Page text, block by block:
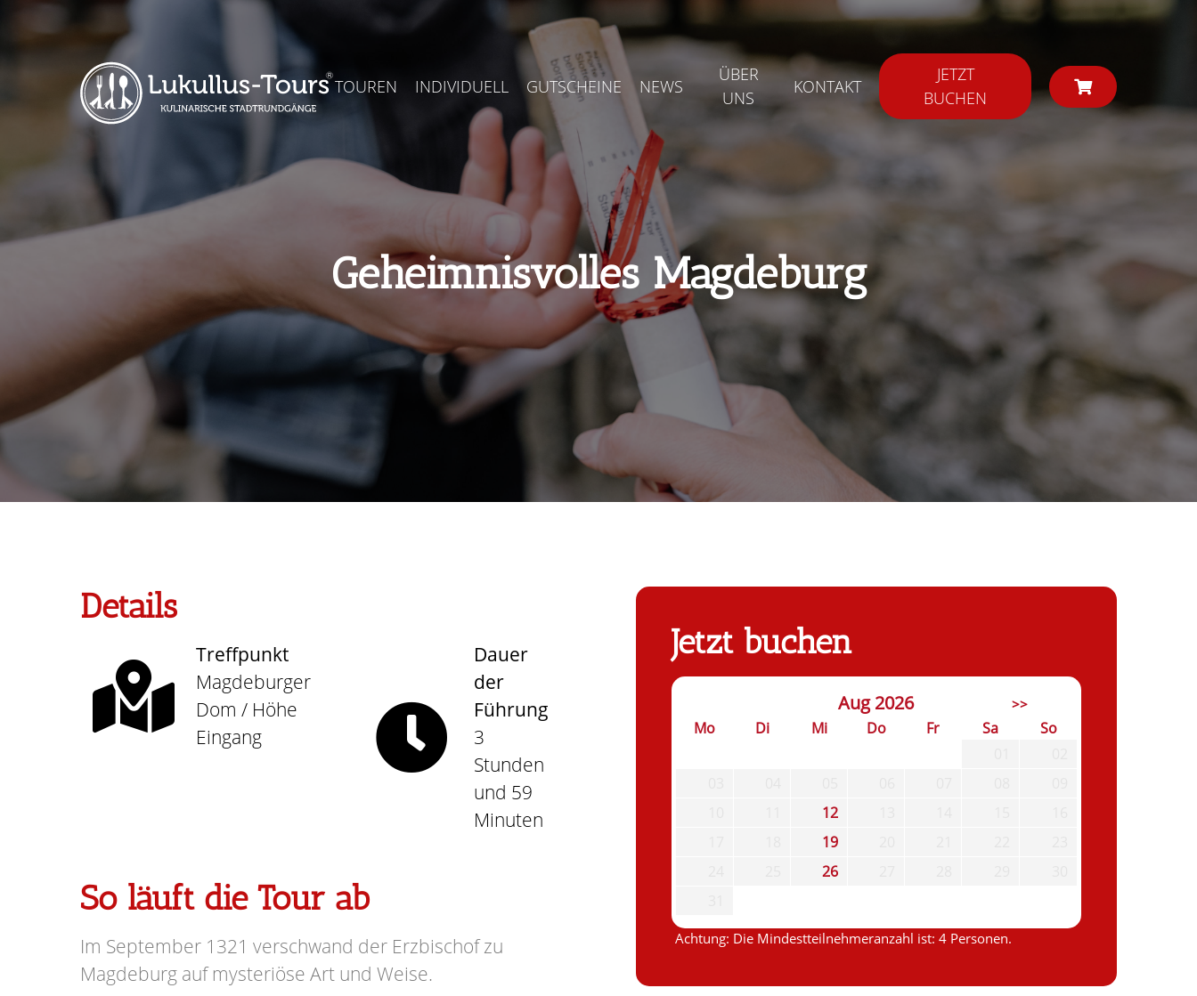
TOUREN INDIVIDUELL GUTSCHEINE NEWS
ÜBER
UNS
KONTAKT
JETZT
BUCHEN
Geheimnisvolles Magdeburg
Details
Treffpunkt
Magdeburger
Dom / Höhe
Eingang
Dauer
der
Führung
3
Stunden
und 59
Minuten
So läuft die Tour ab
Im September 1321 verschwand der Erzbischof zu
Magdeburg auf mysteriöse Art und Weise.
Jetzt buchen
Aug 2026 >>
Mo Di Mi Do Fr Sa
So
12
19
26
Achtung: Die Mindestteilnehmeranzahl ist: 4 Personen.